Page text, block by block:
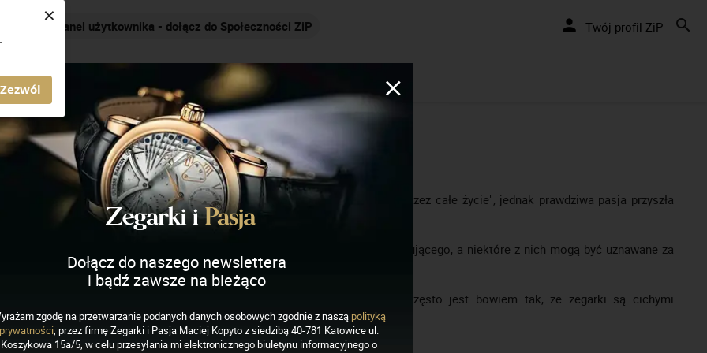
Zezwól
× Nakręcamy pozytywnie... cały czas! Twój profil ZiP
ZEGARKI I PASJA
nosiłem odkąd sięgam pamięcią, dlatego mam uczucie, że noszę je "przez całe życie", jednak prawdziwa pasja przyszła
z zakupem pierwszego „poważnego” zegarka.
że każdy zegarek - niezależnie od typu i ceny, ma w sobie coś interesującego, a niektóre z nich mogą być uznawane za
sztuki użytkowej.
naszej pasji najbardziej fascynują mnie czasomierze z historią, bardzo często jest bowiem tak, że zegarki są cichymi
ludzkich perypetii, a te potrafią być niezwykle ciekawe.
konrad.marciniak(@)zegarkiipasja.pl
Dołącz do naszego newslettera
i bądź zawsze na bieżąco
zgodę na przetwarzanie podanych danych osobowych zgodnie z naszą polityką
prywatności, przez firmę Zegarki i Pasja Maciej Kopyto z siedzibą 40-781 Katowice ul.
Koszykowa 15a/5, w celu przesyłania mi elektronicznego biuletynu informacyjnego o